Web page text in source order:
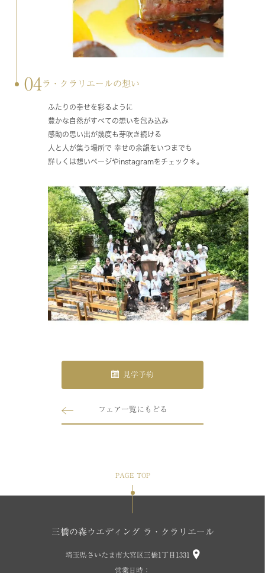
04ラ・クラリエールの想い
ふたりの幸せを彩るように
豊かな自然がすべての想いを包み込み
感動の思い出が幾度も芽吹き続ける
人と人が集う場所で 幸せの余韻をいつまでも
詳しくは想いページやinstagramをチェック＊。
見学予約
フェア一覧にもどる
PAGE TOP
三橋の森ウエディング ラ・クラリエール
埼玉県さいたま市大宮区三橋1丁目1331
営業日時：